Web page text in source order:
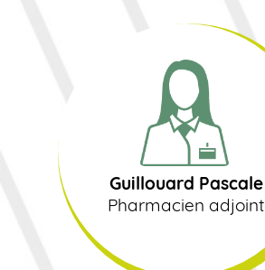
Guillouard Pascale
Pharmacien adjoint
Guillouard Pascale
Pharmacien adjoint